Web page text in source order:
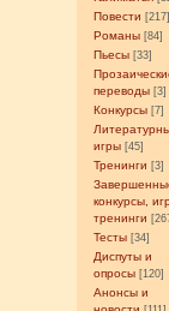
Повести
Романы [84]
Пьесы [33]
переводы [3]
Конкурсы [7]
игры [45]
Тренинги [3]
конкурсы,
тренинги
Тесты [34]
Диспуты и
опросы [120]
Анонсы и